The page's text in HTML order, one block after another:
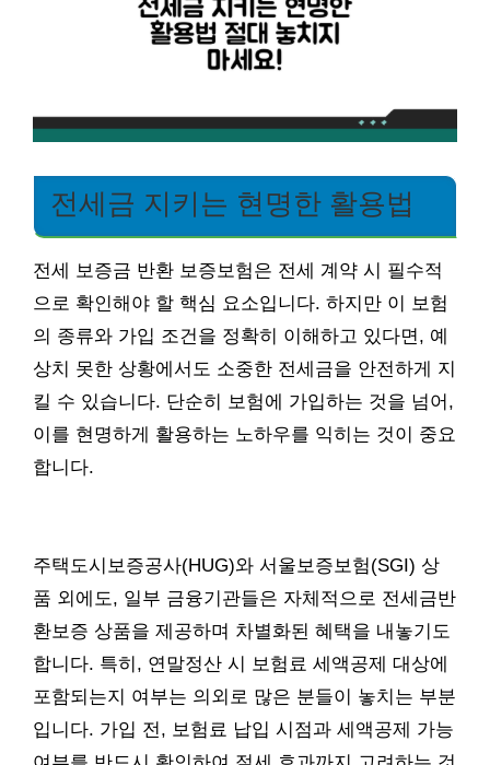
전세금 지키는 현명한 활용법
전세 보증금 반환 보증보험은 전세 계약 시 필수적
으로 확인해야 할 핵심 요소입니다. 하지만 이 보험
의 종류와 가입 조건을 정확히 이해하고 있다면, 예
상치 못한 상황에서도 소중한 전세금을 안전하게 지
킬 수 있습니다. 단순히 보험에 가입하는 것을 넘어,
이를 현명하게 활용하는 노하우를 익히는 것이 중요
합니다.
주택도시보증공사(HUG)와 서울보증보험(SGI) 상
품 외에도, 일부 금융기관들은 자체적으로 전세금반
환보증 상품을 제공하며 차별화된 혜택을 내놓기도
합니다. 특히, 연말정산 시 보험료 세액공제 대상에
포함되는지 여부는 의외로 많은 분들이 놓치는 부분
입니다. 가입 전, 보험료 납입 시점과 세액공제 가능